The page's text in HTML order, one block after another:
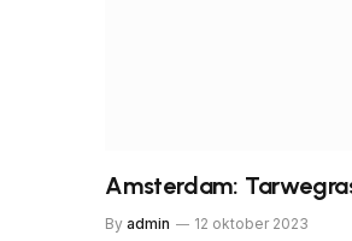
Amsterdam:
By admin 12 oktober 2023